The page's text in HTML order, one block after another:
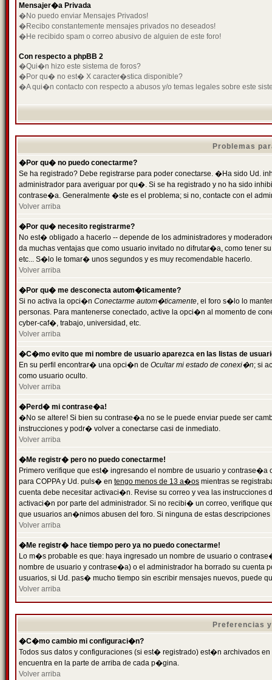
Mensajer�a Privada
�No puedo enviar Mensajes Privados!
�Recibo constantemente mensajes privados no deseados!
�He recibido spam o correo abusivo de alguien de este foro!
Con respecto a phpBB 2
�Qui�n hizo este sistema de foros?
�Por qu� no est� X caracter�stica disponible?
�A qui�n contacto con respecto a abusos y/o temas legales sobre este
Problemas
�Por qu� no puedo conectarme?
Se ha registrado? Debe registrarse para poder conectarse. �Ha sido Ud.
administrador para averiguar por qu�. Si se ha registrado y no ha sido
contrase�a. Generalmente �ste es el problema; si no, contacte con el
Volver arriba
�Por qu� necesito registrarme?
No est� obligado a hacerlo -- depende de los administradores y
da muchas ventajas que como usuario invitado no difrutar�a, como tener
etc... S�lo le tomar� unos segundos y es muy recomendable hacerlo.
Volver arriba
�Por qu� me desconecta autom�ticamente?
Si no activa la opci�n Conectarme autom�ticamente, el foro s�lo lo
personas. Para mantenerse conectado, active la opci�n al momento de
cyber-caf�, trabajo, universidad, etc.
Volver arriba
�C�mo evito que mi nombre de usuario aparezca en las listas de
En su perfil encontrar� una opci�n de Ocultar mi estado de conexi�n; si
como usuario oculto.
Volver arriba
�Perd� mi contrase�a!
�No se altere! Si bien su contrase�a no se le puede enviar puede ser
instrucciones y podr� volver a conectarse casi de inmediato.
Volver arriba
�Me registr� pero no puedo conectarme!
Primero verifique que est� ingresando el nombre de usuario y
para COPPA y Ud. puls� en tengo menos de 13 a�os mientras se
cuenta debe necesitar activaci�n. Revise su correo y vea las
activaci�n por parte del administrador. Si no recibi� un correo, verifique
que usuarios an�nimos abusen del foro. Si ninguna de estas
Volver arriba
�Me registr� hace tiempo pero ya no puedo conectarme!
Lo m�s probable es que: haya ingresado un nombre de usuario o
nombre de usuario y contrase�a) o el administrador ha borrado su
usuarios, si Ud. pas� mucho tiempo sin escribir mensajes nuevos, puede
Volver arriba
Preferencias
�C�mo cambio mi configuraci�n?
Todos sus datos y configuraciones (si est� registrado) est�n archivados
encuentra en la parte de arriba de cada p�gina.
Volver arriba